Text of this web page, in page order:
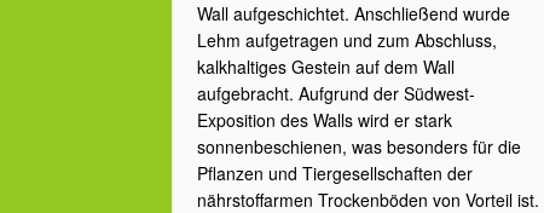
Wall aufgeschichtet. Anschließend wurde
Lehm aufgetragen und zum Abschluss,
kalkhaltiges Gestein auf dem Wall
aufgebracht. Aufgrund der Südwest-
Exposition des Walls wird er stark
sonnenbeschienen, was besonders für die
Pflanzen und Tiergesellschaften der
nährstoffarmen Trockenböden von Vorteil ist.